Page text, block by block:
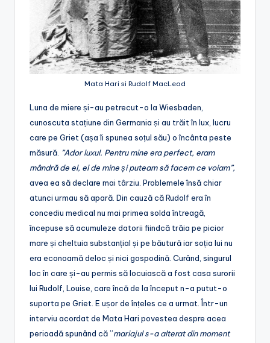
Mata Hari si Rudolf MacLeod
Luna de miere și-au petrecut-o la Wiesbaden,
cunoscuta stațiune din Germania și au trăit în lux, lucru
care pe Griet (așa îi spunea soțul său) o încânta peste
măsură. ”Ador luxul. Pentru mine era perfect, eram
mândră de el, el de mine și puteam să facem ce voiam”,
avea ea să declare mai târziu. Problemele însă chiar
atunci urmau să apară. Din cauză că Rudolf era în
concediu medical nu mai primea solda întreagă,
începuse să acumuleze datorii fiindcă trăia pe picior
mare și cheltuia substanțial și pe băutură iar soția lui nu
era econoamă deloc și nici gospodină. Curând, singurul
loc în care și-au permis să locuiască a fost casa surorii
lui Rudolf, Louise, care încă de la început n-a putut-o
suporta pe Griet. E ușor de înțeles ce a urmat. Într-un
interviu acordat de Mata Hari povestea despre acea
perioadă spunând că ”mariajul s-a alterat din moment